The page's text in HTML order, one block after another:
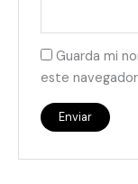
Guarda mi
este